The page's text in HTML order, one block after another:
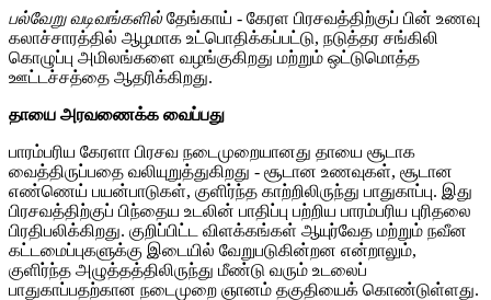
பல்வேறு வடிவங்களில்தேங்காய் - கேரள பிரசவத்திற்குப் பின் உணவு
கலாச்சாரத்தில் ஆழமாக உட்பொதிக்கப்பட்டு, நடுத்தர சங்கிலி
கொழுப்பு அமிலங்களை வழங்குகிறது மற்றும் ஒட்டுமொத்த
ஊட்டச்சத்தை ஆதரிக்கிறது.
தாயை அரவணைக்க வைப்பது
பாரம்பரிய கேரளா பிரசவ நடைமுறையானது தாயை சூடாக
வைத்திருப்பதை வலியுறுத்துகிறது - சூடான உணவுகள், சூடான
எண்ணெய் பயன்பாடுகள், குளிர்ந்த காற்றிலிருந்து பாதுகாப்பு. இது
பிரசவத்திற்குப் பிந்தைய உடலின் பாதிப்பு பற்றிய பாரம்பரிய புரிதலை
பிரதிபலிக்கிறது. குறிப்பிட்ட விளக்கங்கள் ஆயுர்வேத மற்றும் நவீன
கட்டமைப்புகளுக்கு இடையில் வேறுபடுகின்றன என்றாலும்,
குளிர்ந்த அழுத்தத்திலிருந்து மீண்டு வரும் உடலைப்
பாதுகாப்பதற்கான நடைமுறை ஞானம் தகுதியைக் கொண்டுள்ளது.